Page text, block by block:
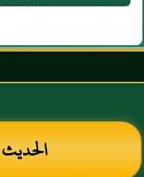
الحديث